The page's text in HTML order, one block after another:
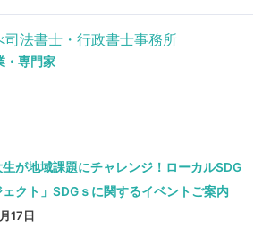
司法書士・行政書士事務所
・専門家
生が地域課題にチャレンジ！ローカルSDG
ェクト」SDGｓに関するイベントご案内
17日